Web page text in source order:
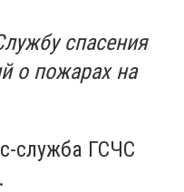
спасения
о пожарах на
служба ГСЧС